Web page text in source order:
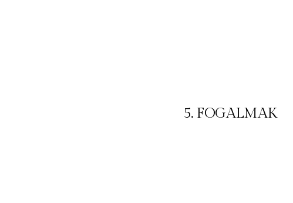
5. FOGALMAK